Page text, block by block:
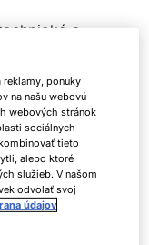
a
tepelné
a
sú odborne
od jediného
do seba
optimálne
úroveň
ponuky
na našu webovú
webových stránok
sociálnych
tieto
alebo ktoré
služieb. V našom
odvolať svoj
údajov